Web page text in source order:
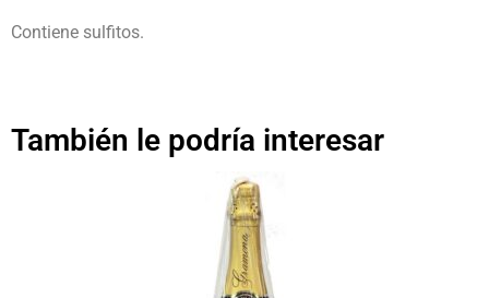
Contiene sulfitos.
También le podría interesar